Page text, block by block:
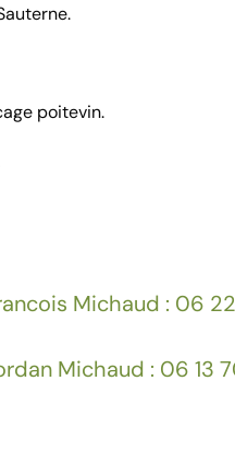
poitevin.
Michaud : 06
Michaud : 06 13